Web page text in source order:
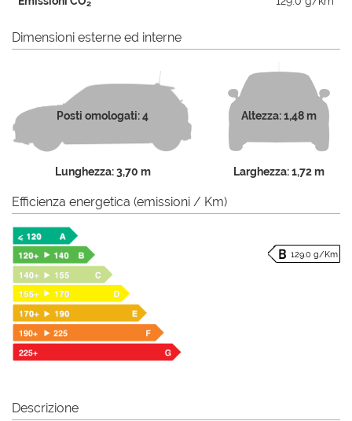
2
Dimensioni esterne ed interne
Posti omologati: 4
Lunghezza: 3,70 m
Altezza: 1,48 m
Larghezza: 1,72 m
Efficienza energetica (emissioni / Km)
129.0 g/Km
Descrizione